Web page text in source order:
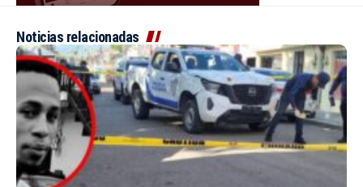
Noticias relacionadas